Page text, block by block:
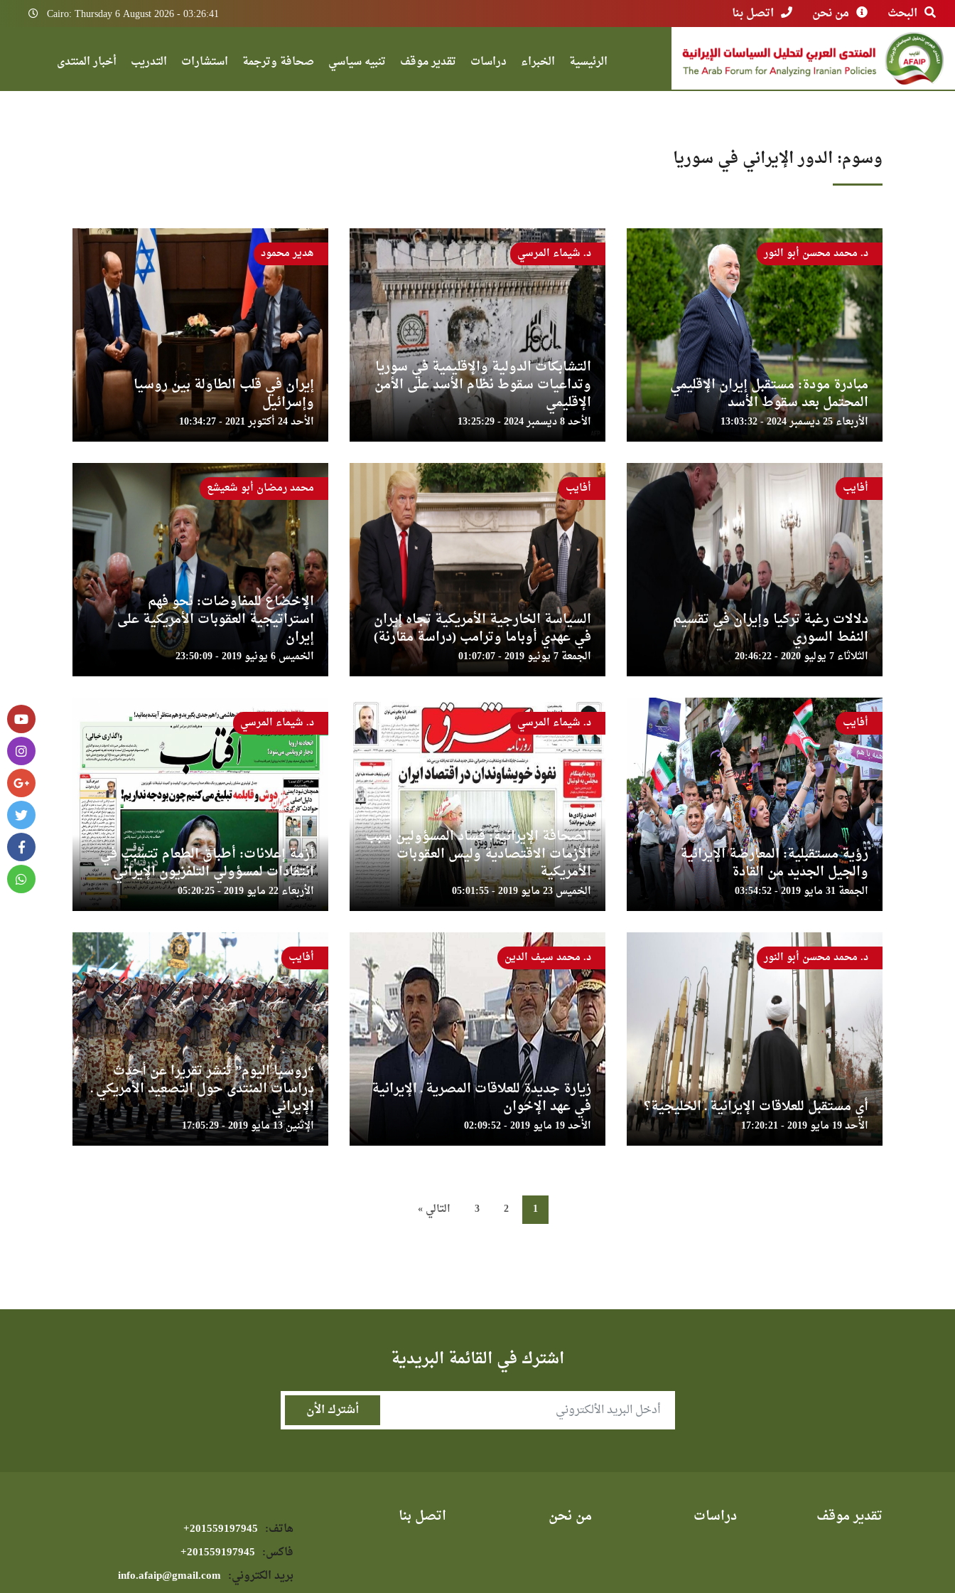
البحث من نحن اتصل بنا Cairo: Thursday 6 August 2026 - 03:26:41
الرئيسية الخبراء دراسات تقدير موقف تنبيه سياسي صحافة وترجمة استشارات التدريب أخبار المنتدى
وسوم: الدور الإيراني في سوريا
مبادرة مودة: مستقبل إيران الإقليمي
المحتمل بعد سقوط الأسد
الأربعاء 25 ديسمبر 2024 - 13:03:32
د. محمد محسن أبو النور
التشابكات الدولية والإقليمية في سوريا
وتداعيات سقوط نظام الأسد على الأمن
الإقليمي
الأحد 8 ديسمبر 2024 - 13:25:29
د. شيماء المرسي
إيران في قلب الطاولة بين روسيا
وإسرائيل
الأحد 24 أكتوبر 2021 - 10:34:27
هدير محمود
دلالات رغبة تركيا وإيران في تقسيم
النفط السوري
الثلاثاء 7 يوليو 2020 - 20:46:22
أفايب
السياسة الخارجية الأمريكية تجاه إيران
في عهدي أوباما وترامب (دراسة مقارنة)
الجمعة 7 يونيو 2019 - 01:07:07
أفايب
الإخضاع للمفاوضات: نحو فهم
استراتيجية العقوبات الأمريكية على
إيران
الخميس 6 يونيو 2019 - 23:50:09
محمد رمضان أبو شعيشع
رؤية مستقبلية: المعارضة الإيرانية
والجيل الجديد من القادة
الجمعة 31 مايو 2019 - 03:54:52
أفايب
الصحافة الإيرانية: فساد المسؤولين سبب
الأزمات الاقتصادية وليس العقوبات
الأمريكية
الخميس 23 مايو 2019 - 05:01:55
د. شيماء المرسي
أزمة إعلانات: أطباق الطعام تتسبب في
انتقادات لمسؤولي التلفزيون الإيراني
الأربعاء 22 مايو 2019 - 05:20:25
د. شيماء المرسي
أي مستقبل للعلاقات الإيرانية ـ الخليجية؟
الأحد 19 مايو 2019 - 17:20:21
د. محمد محسن أبو النور
زيارة جديدة للعلاقات المصرية ـ الإيرانية
في عهد الإخوان
الأحد 19 مايو 2019 - 02:09:52
د. محمد سيف الدين
“روسيا اليوم” تنشر تقريرا عن أحدث
دراسات المنتدى حول التصعيد الأمريكي ـ
الإيراني
الإثنين 13 مايو 2019 - 17:05:29
أفايب
1
2
3 التالي »
اشترك في القائمة البريدية
تقدير موقف دراسات من نحن اتصل بنا
هاتف:
فاكس:
بريد الكتروني: